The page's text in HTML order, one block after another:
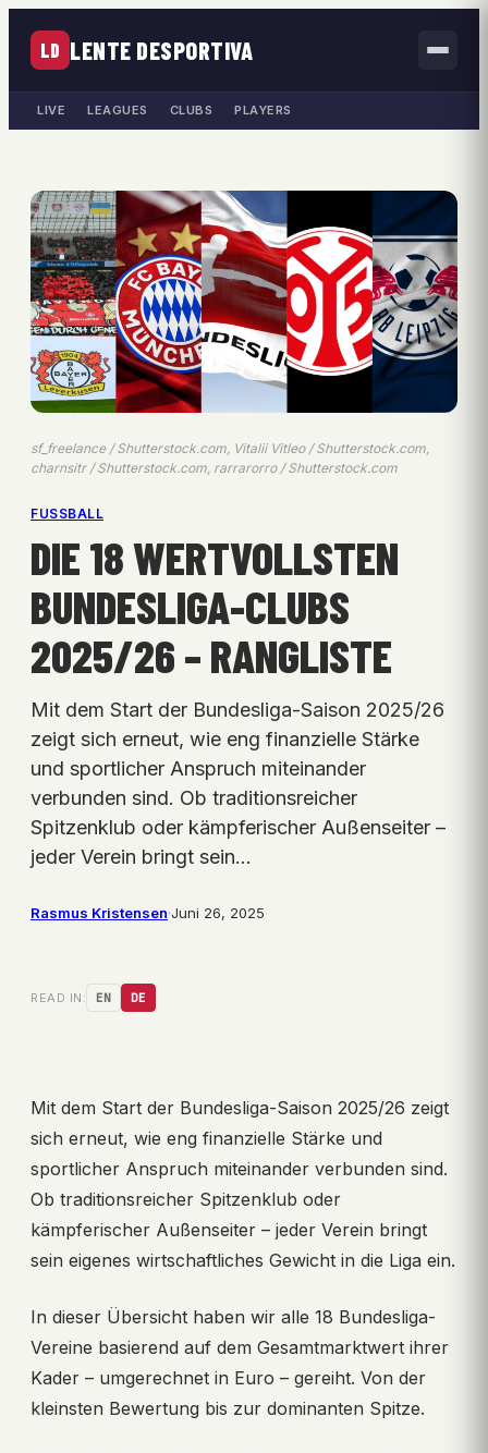
LD LENTE DESPORTIVA
LIVE LEAGUES CLUBS PLAYERS
sf_freelance / Shutterstock.com, Vitalii Vitleo / Shutterstock.com,
charnsitr / Shutterstock.com, rarrarorro / Shutterstock.com
FUSSBALL
DIE 18 WERTVOLLSTEN
BUNDESLIGA-CLUBS
2025/26 – RANGLISTE
Mit dem Start der Bundesliga-Saison 2025/26
zeigt sich erneut, wie eng finanzielle Stärke
und sportlicher Anspruch miteinander
verbunden sind. Ob traditionsreicher
Spitzenklub oder kämpferischer Außenseiter –
jeder Verein bringt sein…
Rasmus Kristensen·Juni 26, 2025
READ IN: EN DE
Mit dem Start der Bundesliga-Saison 2025/26 zeigt
sich erneut, wie eng finanzielle Stärke und
sportlicher Anspruch miteinander verbunden sind.
Ob traditionsreicher Spitzenklub oder
kämpferischer Außenseiter – jeder Verein bringt
sein eigenes wirtschaftliches Gewicht in die Liga ein.
In dieser Übersicht haben wir alle 18 Bundesliga-
Vereine basierend auf dem Gesamtmarktwert ihrer
Kader – umgerechnet in Euro – gereiht. Von der
kleinsten Bewertung bis zur dominanten Spitze.